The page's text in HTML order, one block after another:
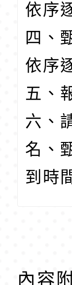
依序
四、
依序
五、
六、
名、
到時
內容